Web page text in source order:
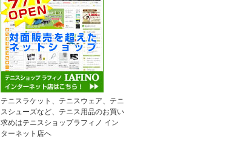
テニスラケット、テニスウェア、テニ
スシューズなど、テニス用品のお買い
求めはテニスショップラフィノ イン
ターネット店へ